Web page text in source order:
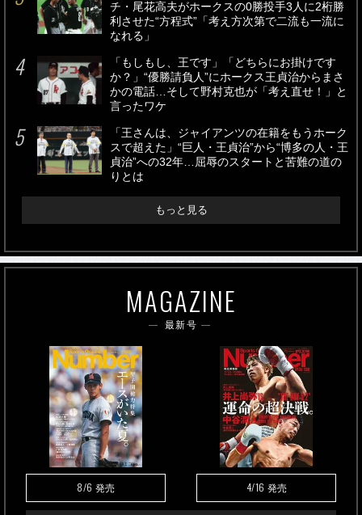
チ・尾花高夫がホークスの0勝投手3人に2桁勝
利させた“方程式”「考え方次第で二流も一流に
なれる」
「もしもし、王です」「どちらにお掛けです
か？」“優勝請負人”にホークス王貞治からまさ
かの電話…そして野村克也が「考え直せ！」と
言ったワケ
「王さんは、ジャイアンツの在籍をもうホーク
スで超えた」“巨人・王貞治”から“博多の人・王
貞治”への32年…屈辱のスタートと苦難の道の
りとは
もっと見る
MAGAZINE
最新号
8/6 発売 4/16 発売